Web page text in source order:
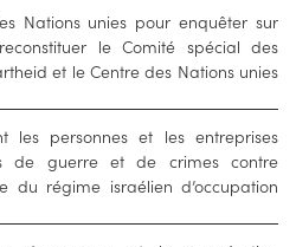
Nations unies pour enquêter sur
le Comité spécial des
et le Centre des Nations unies
les personnes et les entreprises
de guerre et de crimes contre
du régime israélien d’occupation